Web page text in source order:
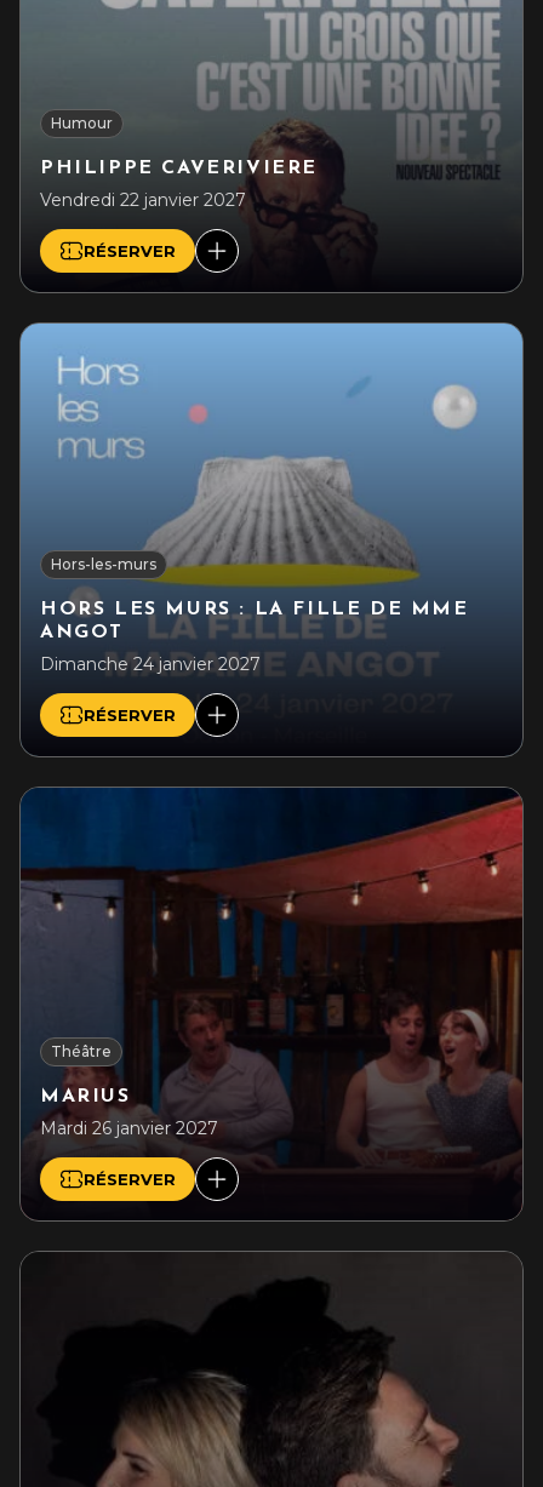
Humour
PHILIPPE CAVERIVIERE
Vendredi 22 janvier 2027
RÉSERVER
Hors-les-murs
HORS LES MURS : LA FILLE DE MME
ANGOT
Dimanche 24 janvier 2027
RÉSERVER
Théâtre
MARIUS
Mardi 26 janvier 2027
RÉSERVER